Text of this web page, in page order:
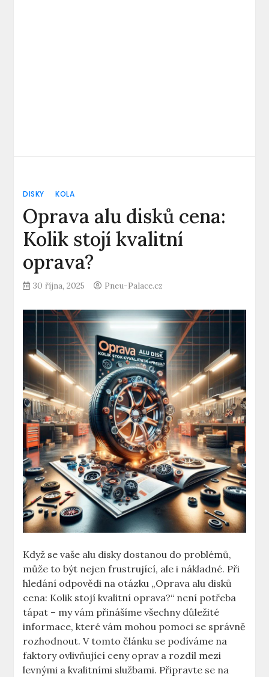
DISKY KOLA
Oprava alu disků cena:
Kolik stojí kvalitní
oprava?
30 října, 2025 Pneu-Palace.cz
Když se vaše⁤ alu disky dostanou do problémů,
může to být nejen frustrující, ale i nákladné. ‌Při
hledání odpovědi na otázku „Oprava⁣ alu disků
cena:​ Kolik stojí kvalitní oprava?“ není potřeba‍
tápat – ‍my vám přinášíme všechny​ důležité
informace, které ⁢vám mohou pomoci se správně
rozhodnout. V tomto článku se podíváme na⁤
faktory ovlivňující ceny oprav a rozdíl mezi
levnými a kvalitními službami. Připravte⁤ se⁣ na